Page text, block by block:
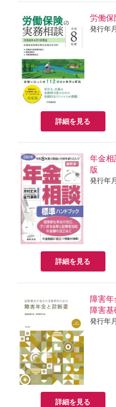
労働保
発行年
詳細を見る
年金相
版
発行年
詳細を見る
障害年
障害
発行年
詳細を見る